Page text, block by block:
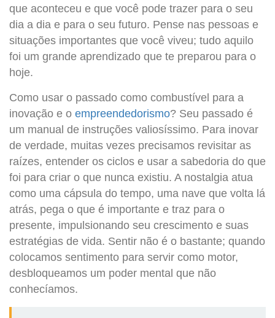
que aconteceu e que você pode trazer para o seu
dia a dia e para o seu futuro. Pense nas pessoas e
situações importantes que você viveu; tudo aquilo
foi um grande aprendizado que te preparou para o
hoje.
Como usar o passado como combustível para a
inovação e o empreendedorismo? Seu passado é
um manual de instruções valiosíssimo. Para inovar
de verdade, muitas vezes precisamos revisitar as
raízes, entender os ciclos e usar a sabedoria do que
foi para criar o que nunca existiu. A nostalgia atua
como uma cápsula do tempo, uma nave que volta lá
atrás, pega o que é importante e traz para o
presente, impulsionando seu crescimento e suas
estratégias de vida. Sentir não é o bastante; quando
colocamos sentimento para servir como motor,
desbloqueamos um poder mental que não
conhecíamos.